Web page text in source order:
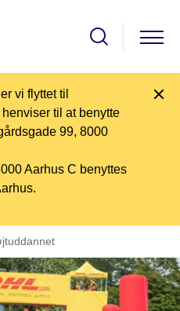
vi flyttet til
til at benytte
99, 8000
Aarhus C benyttes